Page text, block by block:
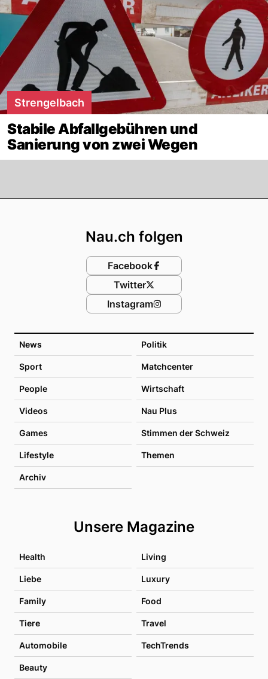
Strengelbach
Stabile Abfallgebühren und
Sanierung von zwei Wegen
News Politik
Sport Matchcenter
People Wirtschaft
Videos Nau Plus
Games Stimmen der Schweiz
Lifestyle Themen
Archiv
Unsere Magazine
Health Living
Liebe Luxury
Family Food
Tiere Travel
Automobile TechTrends
Beauty
Nau.ch folgen
Facebook
Twitter
Instagram